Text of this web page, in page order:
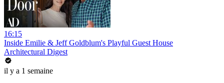
16:15
Inside Emilie & Jeff Goldblum's Playful Guest House
Architectural Digest
il y a 1 semaine